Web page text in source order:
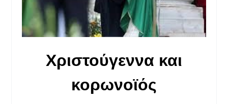
Χριστούγεννα και
κορωνοϊός